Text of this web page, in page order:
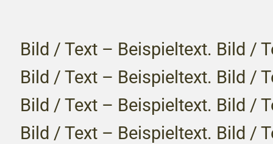
Bild / Text – Beispieltext. Bild /
Bild / Text – Beispieltext. Bild /
Bild / Text – Beispieltext. Bild /
Bild / Text – Beispieltext. Bild /